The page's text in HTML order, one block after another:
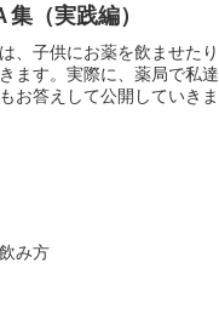
集（実践編）
、子供にお薬を飲ませた
ます。実際に、薬局で私
お答えして公開していき
み方